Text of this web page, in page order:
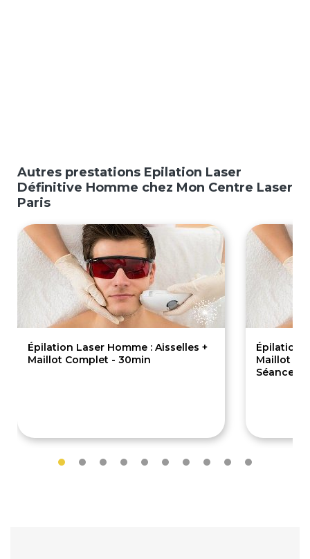
Autres prestations Epilation Laser
Définitive Homme chez Mon Centre Laser
Paris
Épilation Laser Homme : Aisselles +
Maillot Complet - 30min
Épilation
Maillot
Séances/